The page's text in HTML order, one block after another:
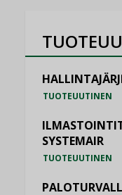
TUOTEUUTINEN
SYSTEMAIR
TUOTEUUTINEN